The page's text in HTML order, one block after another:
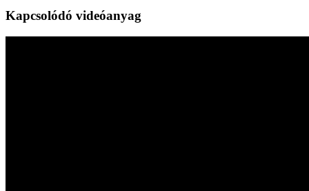
Kapcsolódó videóanyag